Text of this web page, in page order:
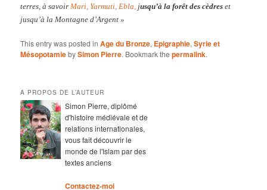
terres, à savoir Mari, Yarmuti, Ebla, jusqu’à la forêt des cèdres et
jusqu’à la Montagne d’Argent »
This entry was posted inAge du Bronze, Epigraphie,Syrie et
MésopotamiebySimon Pierre. Bookmark thepermalink.
A PROPOS DE L’AUTEUR
Simon Pierre, diplômé
d'histoire médiévale et de
relations internationales,
vous fait découvrir le
monde de l'Islam par des
textes anciens
Contactez-moi